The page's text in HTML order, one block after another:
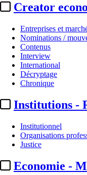
Creator
Entreprises et
Nominations /
Contenus
Interview
International
Décryptage
Chronique
Institutions -
Institutionnel
Organisations
Justice
Economie -
Institutionnel
Arcom :
Par
LB